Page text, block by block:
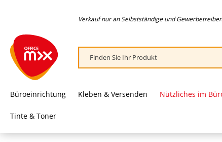
Verkauf nur an Selbstständige und
Büroeinrichtung Kleben & Versenden Nützliches im
Tinte & Toner